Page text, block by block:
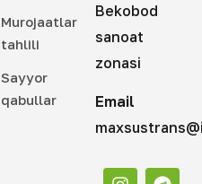
Murojaatlar
tahlili
Sayyor
qabullar
Bekobod
sanoat
zonasi
Email